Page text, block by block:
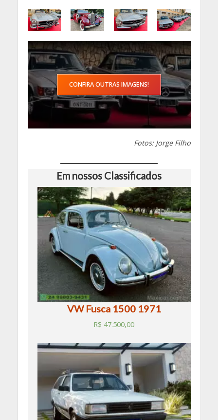
CONFIRA OUTRAS IMAGENS!
Fotos: Jorge Filho
Em nossos Classificados
VW Fusca 1500 1971
R$ 47.500,00